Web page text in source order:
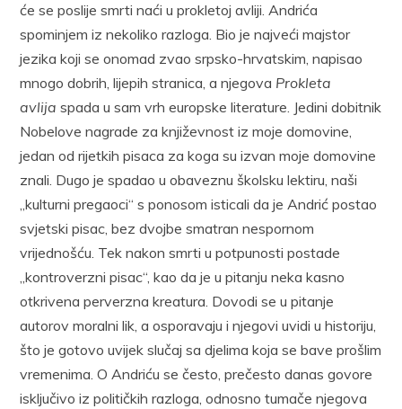
će se poslije smrti naći u prokletoj avliji. Andrića
spominjem iz nekoliko razloga. Bio je najveći majstor
jezika koji se onomad zvao srpsko-hrvatskim, napisao
mnogo dobrih, lijepih stranica, a njegova Prokleta
avlija spada u sam vrh europske literature. Jedini dobitnik
Nobelove nagrade za književnost iz moje domovine,
jedan od rijetkih pisaca za koga su izvan moje domovine
znali. Dugo je spadao u obaveznu školsku lektiru, naši
„kulturni pregaoci“ s ponosom isticali da je Andrić postao
svjetski pisac, bez dvojbe smatran nespornom
vrijednošću. Tek nakon smrti u potpunosti postade
„kontroverzni pisac“, kao da je u pitanju neka kasno
otkrivena perverzna kreatura. Dovodi se u pitanje
autorov moralni lik, a osporavaju i njegovi uvidi u historiju,
što je gotovo uvijek slučaj sa djelima koja se bave prošlim
vremenima. O Andriću se često, prečesto danas govore
isključivo iz političkih razloga, odnosno tumače njegova